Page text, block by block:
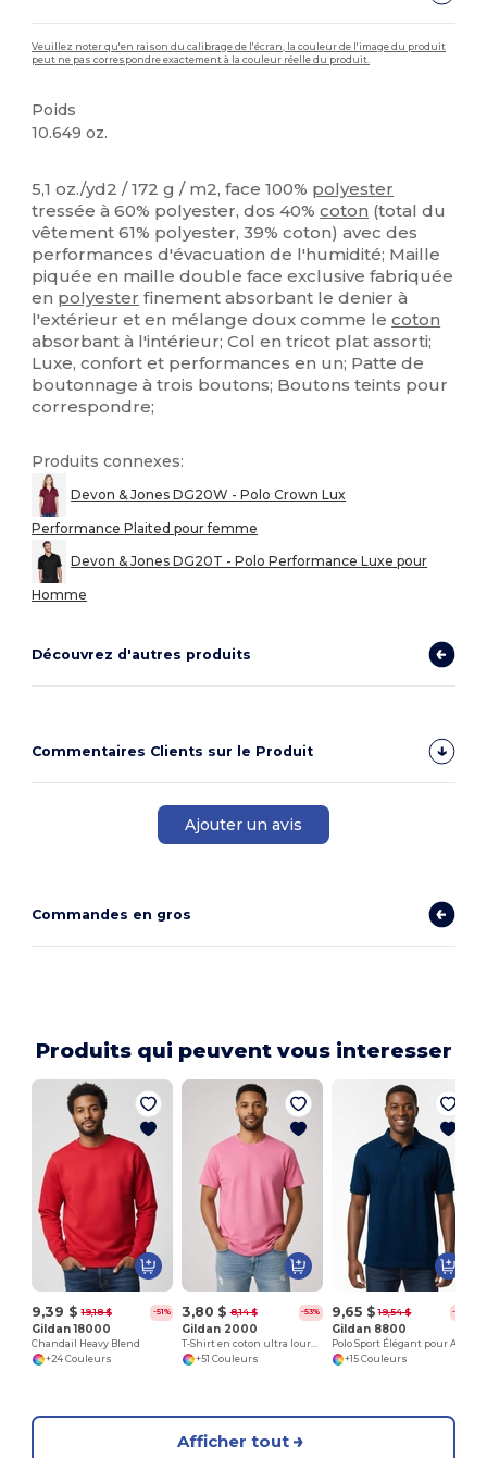
Veuillez noter qu'en raison du calibrage de l'écran, la couleur de l'image du produit
peut ne pas correspondre exactement à la couleur réelle du produit.
Poids
10.649 oz.
5,1 oz./yd2 / 172 g / m2, face 100% polyester
tressée à 60% polyester, dos 40%coton (total du
vêtement 61% polyester, 39% coton) avec des
performances d'évacuation de l'humidité; Maille
piquée en maille double face exclusive fabriquée
en polyester finement absorbant le denier à
l'extérieur et en mélange doux comme lecoton
absorbant à l'intérieur; Col en tricot plat assorti;
Luxe, confort et performances en un; Patte de
boutonnage à trois boutons; Boutons teints pour
correspondre;
Produits connexes:
Devon & Jones DG20W - Polo Crown Lux
Performance Plaited pour femme
Devon & Jones DG20T - Polo Performance Luxe pour
Homme
Découvrez d'autres produits
Commentaires Clients sur le Produit
Ajouter un avis
Commandes en gros
Produits qui peuvent vous interesser
9,39 $ 19,18 $ -51%
Gildan 18000
Chandail Heavy Blend
+24 Couleurs
3,80 $ 8,14 $ -53%
Gildan 2000
+51 Couleurs
9,65 $ 19,54 $ -51%
Gildan 8800
+15 Couleurs
Afficher tout